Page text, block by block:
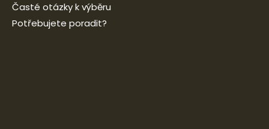
Časté otázky k výběru
Potřebujete poradit?